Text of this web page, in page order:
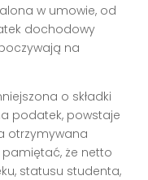
w umowie, od
dochodowy
na
o składki
podatek, powstaje
otrzymywana
pamiętać, że netto
statusu studenta,